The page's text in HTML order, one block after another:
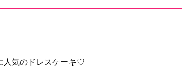
人気のドレスケーキ♡